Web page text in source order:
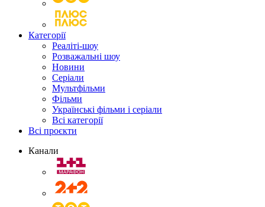
Категорії
Реаліті-шоу
Розважальні шоу
Новини
Серіали
Мультфільми
Фільми
Українські фільми і серіали
Всі категорії
Всі проєкти
Канали